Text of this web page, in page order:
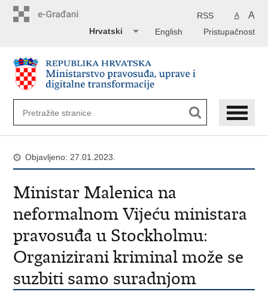
A A
RSS
Pristupačnost
English
Hrvatski
Objavljeno: 27.01.2023.
Ministar Malenica na
neformalnom Vijeću ministara
pravosuđa u Stockholmu:
Organizirani kriminal može se
suzbiti samo suradnjom